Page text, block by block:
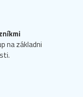
na základni